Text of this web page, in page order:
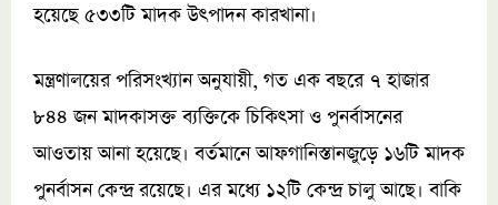
হয়েছে ৫৩৩টি মাদক উৎপাদন কারখানা।
মন্ত্রণালয়ের পরিসংখ্যান অনুযায়ী, গত এক বছরে ৭ হাজার
৮৪৪ জন মাদকাসক্ত ব্যক্তিকে চিকিৎসা ও পুনর্বাসনের
আওতায় আনা হয়েছে। বর্তমানে আফগানিস্তানজুড়ে ১৬টি মাদক
পুনর্বাসন কেন্দ্র রয়েছে। এর মধ্যে ১২টি কেন্দ্র চালু আছে। বাকি